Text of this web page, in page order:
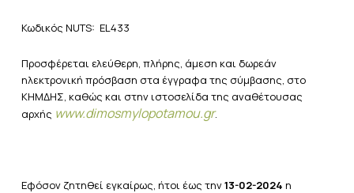
Κωδικός NUTS: EL433
Προσφέρεται ελεύθερη, πλήρης, άμεση και δωρεάν
ηλεκτρονική πρόσβαση στα έγγραφα της σύμβασης, στο
ΚΗΜΔΗΣ, καθώς και στην ιστοσελίδα της αναθέτουσας
αρχής www.dimosmylopotamou.gr.
Εφόσον ζητηθεί εγκαίρως, ήτοι έως την13-02-2024 η